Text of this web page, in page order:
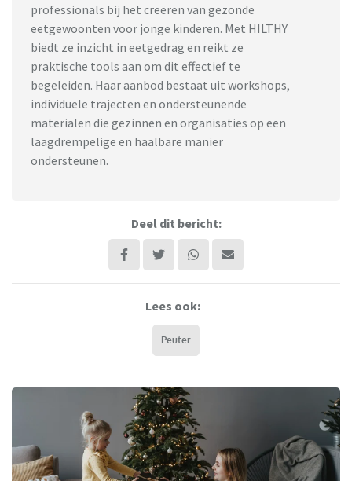
professionals bij het creëren van gezonde
eetgewoonten voor jonge kinderen. Met HILTHY
biedt ze inzicht in eetgedrag en reikt ze
praktische tools aan om dit effectief te
begeleiden. Haar aanbod bestaat uit workshops,
individuele trajecten en ondersteunende
materialen die gezinnen en organisaties op een
laagdrempelige en haalbare manier
ondersteunen.
Deel dit bericht:
Lees ook:
Peuter